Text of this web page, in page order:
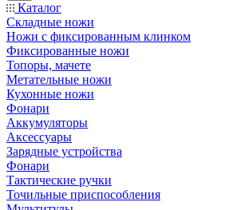
Каталог
Складные ножи
Ножи с фиксированным клинком
Фиксированные ножи
Топоры, мачете
Метательные ножи
Кухонные ножи
Фонари
Аккумуляторы
Аксессуары
Зарядные устройства
Фонари
Тактические ручки
Точильные приспособления